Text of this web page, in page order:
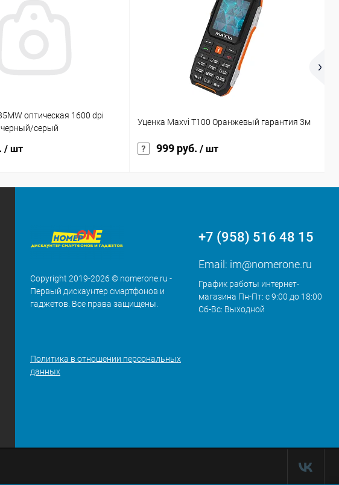
оптическая 1600 dpi
серый
/ шт
Уценка Maxvi T100 Оранжевый гарантия 3м
999 руб. / шт
Copyright 2019-2026 © nomerone.ru -
Первый дискаунтер смартфонов и
гаджетов. Все права защищены.
Политика в отношении персональных
данных
+7 (958) 516 48 15
Email: im@nomerone.ru
График работы интернет-
магазина Пн-Пт: с 9:00 до 18:00
Сб-Вс: Выходной